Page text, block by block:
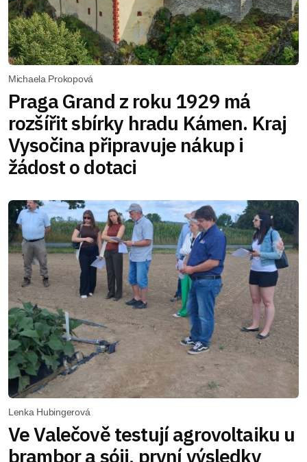
Michaela Prokopová
Praga Grand z roku 1929 má
rozšířit sbírky hradu Kámen. Kraj
Vysočina připravuje nákup i
žádost o dotaci
Lenka Hubingerová
Ve Valečově testují agrovoltaiku u
brambor a sóji, první výsledky